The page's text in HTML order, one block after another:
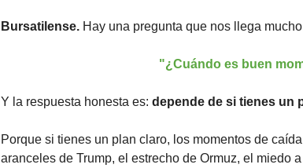
Bursatilense. Hay una pregunta que nos llega
"¿Cuándo es buen
Y la respuesta honesta es: depende de si tienes un
Porque si tienes un plan claro, los momentos de